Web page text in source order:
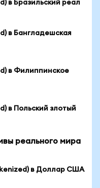
в Бразильский реал
в Бангладешская
в Филиппинское
в Польский злотый
реального мира
в Доллар США